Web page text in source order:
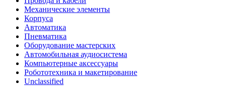
Механические элементы
Корпуса
Автоматика
Пневматика
Оборудование мастерских
Автомобильная аудиосистема
Компьютерные аксессуары
Робототехника и макетирование
Unclassified